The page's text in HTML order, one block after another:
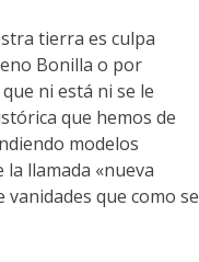
tierra es culpa
Bonilla o por
ni está ni se le
que hemos de
modelos
llamada «nueva
que como se